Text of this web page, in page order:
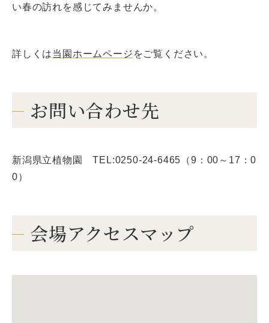
い春の訪れを感じてみませんか。
詳しくは当園ホームページ をご覧ください。
お問い合わせ先
新潟県立植物園 TEL:0250-24-6465（9：00～17：0
0）
会場アクセスマップ